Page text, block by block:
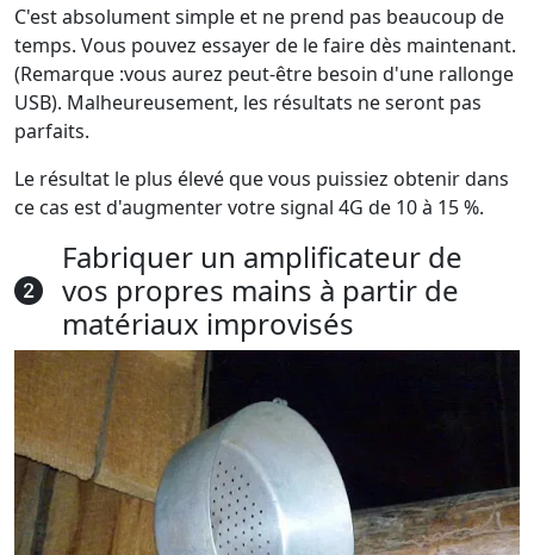
C'est absolument simple et ne prend pas beaucoup de
temps. Vous pouvez essayer de le faire dès maintenant.
(Remarque :vous aurez peut-être besoin d'une rallonge
USB). Malheureusement, les résultats ne seront pas
parfaits.
Le résultat le plus élevé que vous puissiez obtenir dans
ce cas est d'augmenter votre signal 4G de 10 à 15 %.
Fabriquer un amplificateur de
vos propres mains à partir de
matériaux improvisés